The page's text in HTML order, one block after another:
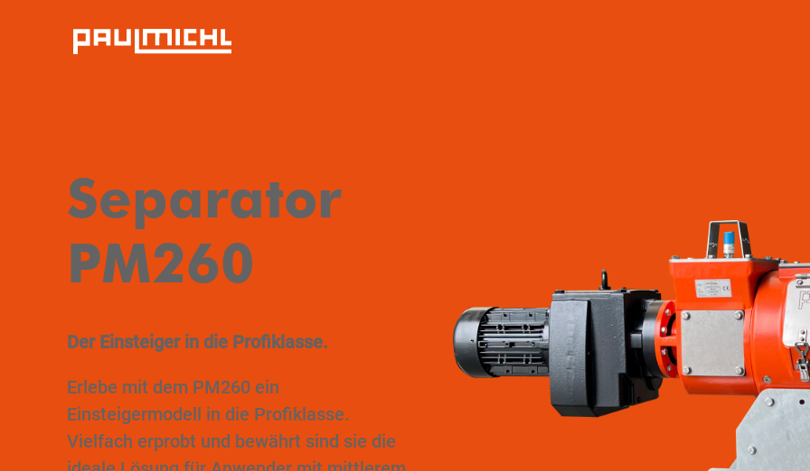
Separator
PM260
Der Einsteiger in die Profiklasse.
Erlebe mit dem PM260 ein
Einsteigermodell in die Profiklasse.
Vielfach erprobt und bewährt sind sie die